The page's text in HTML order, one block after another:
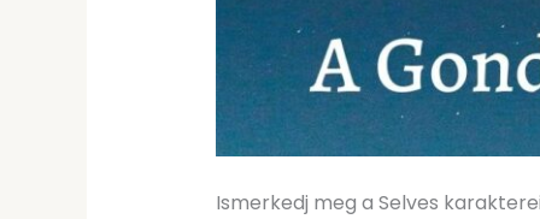
Ismerkedj meg a Selves